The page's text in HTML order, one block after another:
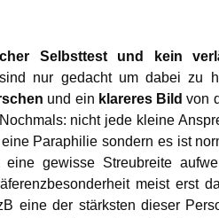
Selbsttest und kein
nur gedacht um dabei zu
und ein klareres Bild von
nicht jede kleine
Paraphilie sondern es ist
eine gewisse Streubreite
meist erst
eine der stärksten dieser